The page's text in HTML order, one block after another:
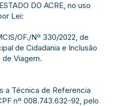
DO ACRE, no uso
Lei:
OF./Nº 330/2022, de
de Cidadania e Inclusão
Viagem.
a Técnica de Referencia
nº 008.743.632-92, pelo